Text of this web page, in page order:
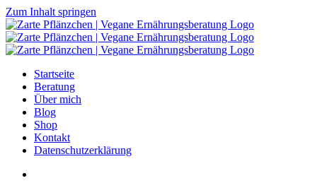
Zum Inhalt springen
Startseite
Beratung
Über mich
Blog
Shop
Kontakt
Datenschutzerklärung